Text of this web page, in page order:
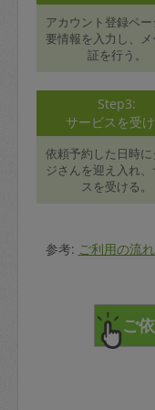
アカウント登録ペ
要情報を入力し、
証を行う。
Step3:
サービスを受
依頼予約した日時に
ジさんを迎え入れ
スを受ける。
参考: ご利用の流